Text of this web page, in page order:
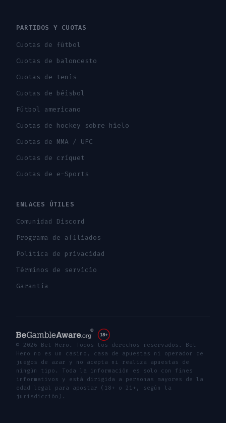
PARTIDOS Y CUOTAS
Cuotas de fútbol
Cuotas de baloncesto
Cuotas de tenis
Cuotas de béisbol
Fútbol americano
Cuotas de hockey sobre hielo
Cuotas de MMA / UFC
Cuotas de críquet
Cuotas de e-Sports
ENLACES ÚTILES
Comunidad Discord
Programa de afiliados
Política de privacidad
Términos de servicio
Garantía
© 2026 Bet Hero. Todos los derechos reservados. Bet
Hero no es un casino, casa de apuestas ni operador de
juegos de azar y no acepta ni realiza apuestas de
ningún tipo. Toda la información es solo con fines
informativos y está dirigida a personas mayores de la
edad legal para apostar (18+ o 21+, según la
jurisdicción).